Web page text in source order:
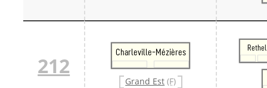
212
Charleville-Mézières
Grand Est (F)
Rethel